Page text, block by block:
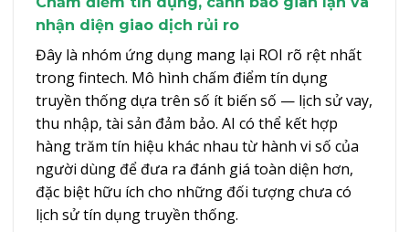
nhận diện giao dịch rủi ro
Đây là nhóm ứng dụng mang lại ROI rõ rệt nhất
trong fintech. Mô hình chấm điểm tín dụng
truyền thống dựa trên số ít biến số — lịch sử vay,
thu nhập, tài sản đảm bảo. AI có thể kết hợp
hàng trăm tín hiệu khác nhau từ hành vi số của
người dùng để đưa ra đánh giá toàn diện hơn,
đặc biệt hữu ích cho những đối tượng chưa có
lịch sử tín dụng truyền thống.